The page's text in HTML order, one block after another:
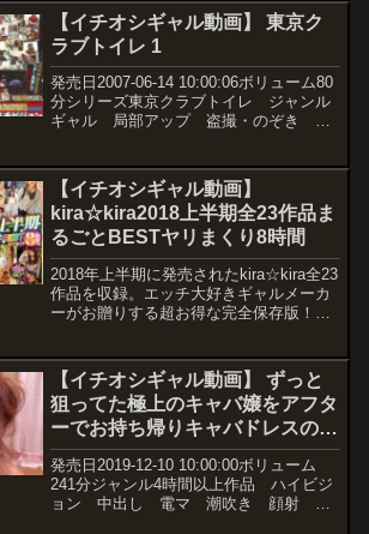
価格￥515~動画観たい人...
【イチオシギャル動画】 東京ク
ラブトイレ 1
発売日2007-06-14 10:00:06ボリューム80
分シリーズ東京クラブトイレ ジャンル
ギャル 局部アップ 盗撮・のぞき 放
格￥600~動画観たい人...
【イチオシギャル動画】
kira☆kira2018上半期全23作品ま
るごとBESTヤリまくり8時間
2018年上半期に発売されたkira☆kira全23
作品を収録。エッチ大好きギャルメーカ
ーがお贈りする超お得な完全保存版！常
etc他の女達には絶対負けないテクの
数々！ヌキ過ぎ注意の夢のような時間！
エロおやじ歓迎！オキニのギャルを見つ
けてね！！
【イチオシギャル動画】 ずっと
狙ってた極上のキャバ嬢をアフタ
ーでお持ち帰りキャバドレスのま
まハメ倒し！！ 12人4時間
発売日2019-12-10 10:00:00ボリューム
241分ジャンル4時間以上作品 ハイビジ
ョン 中出し 電マ 潮吹き 顔射 ギ